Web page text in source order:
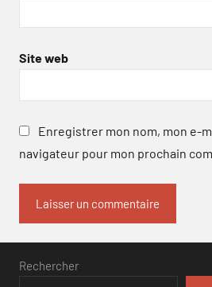
Site web
Enregistrer mon nom, mon e-
navigateur pour mon prochain
Rechercher